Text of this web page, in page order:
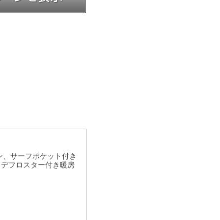
サーフポケット付き
フロスター付き暖房